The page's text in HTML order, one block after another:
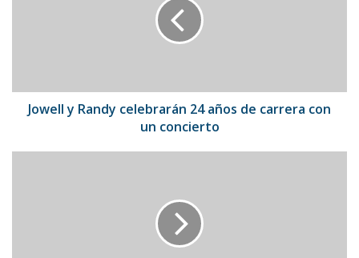
con
Jowell y Randy celebrarán 24 años de carrera con
un concierto